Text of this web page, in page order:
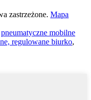
zastrzeżone. Mapa
pneumatyczne mobilne
regulowane biurko,